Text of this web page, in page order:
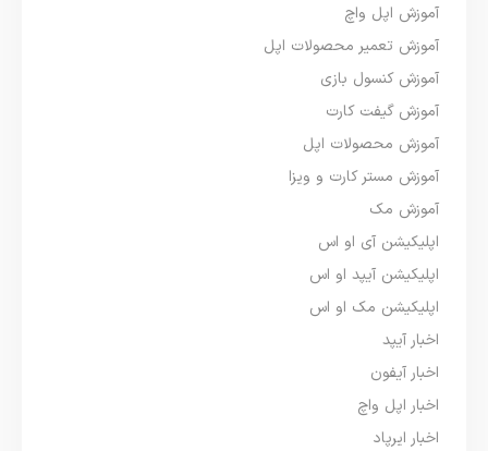
آموزش اپل واچ
آموزش تعمیر محصولات اپل
آموزش کنسول بازی
آموزش گیفت کارت
آموزش محصولات اپل
آموزش مستر کارت و ویزا
آموزش مک
اپلیکیشن آی او اس
اپلیکیشن آیپد او اس
اپلیکیشن مک او اس
اخبار آیپد
اخبار آیفون
اخبار اپل واچ
اخبار ایرپاد